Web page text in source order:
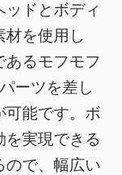
ドとボディ
材を使用し
あるモフモフ
ーツを差し
可能です。ボ
を実現できる
ので、幅広い